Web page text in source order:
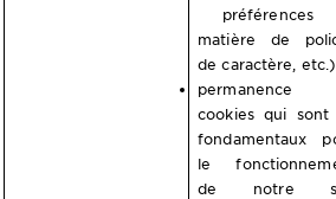
préférences
matière de
de caractère,
permanence
cookies qui
fondamentaux
le
de notre